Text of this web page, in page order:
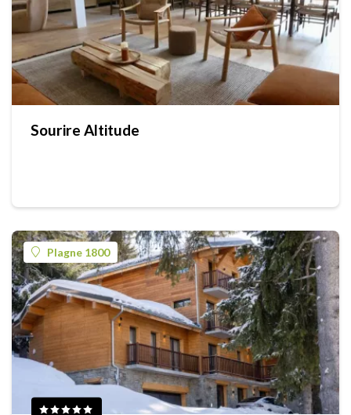
Sourire Altitude
Plagne 1800